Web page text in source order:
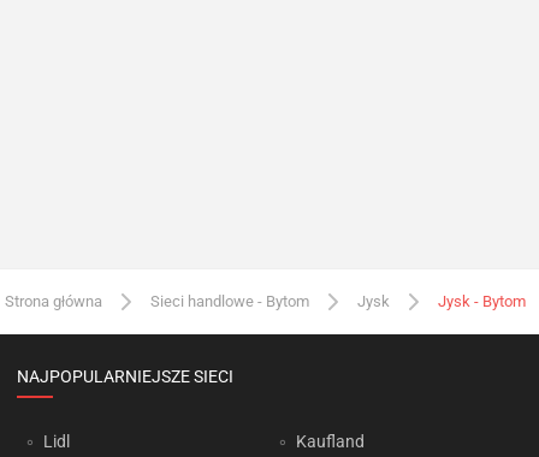
Strona główna Sieci handlowe - Bytom Jysk Jysk - Bytom
NAJPOPULARNIEJSZE SIECI
Lidl Kaufland